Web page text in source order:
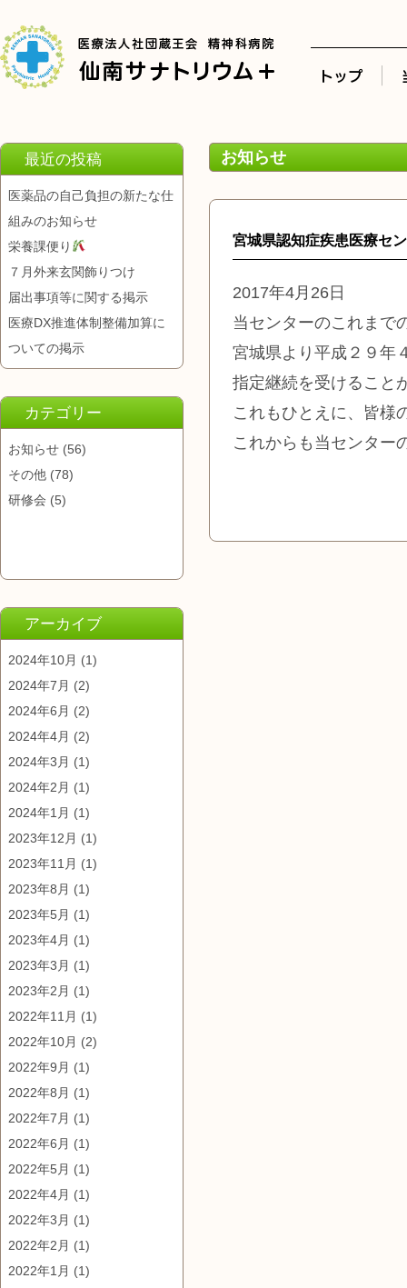
最近の投稿
医薬品の自己負担の新たな仕
組みのお知らせ
栄養課便り
７月外来玄関飾りつけ
届出事項等に関する掲示
医療DX推進体制整備加算に
ついての掲示
カテゴリー
お知らせ (56)
その他 (78)
研修会 (5)
アーカイブ
2024年10月 (1)
2024年7月 (2)
2024年6月 (2)
2024年4月 (2)
2024年3月 (1)
2024年2月 (1)
2024年1月 (1)
2023年12月 (1)
2023年11月 (1)
2023年8月 (1)
2023年5月 (1)
2023年4月 (1)
2023年3月 (1)
2023年2月 (1)
2022年11月 (1)
2022年10月 (2)
2022年9月 (1)
2022年8月 (1)
2022年7月 (1)
2022年6月 (1)
2022年5月 (1)
2022年4月 (1)
2022年3月 (1)
2022年2月 (1)
2022年1月 (1)
お知らせ
宮城県認知症疾患医療セ
2017年4月26日
当センターのこれまで
宮城県より平成２９年
指定継続を受けること
これもひとえに、皆様
これからも当センター